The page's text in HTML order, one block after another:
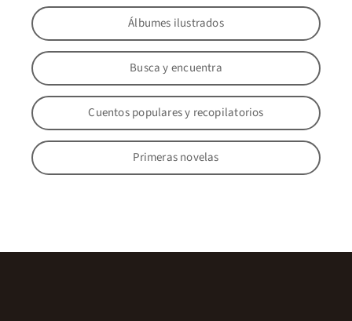
Álbumes ilustrados
Busca y encuentra
Cuentos populares y recopilatorios
Primeras novelas